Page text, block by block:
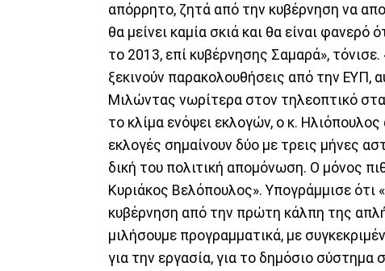
απόρρητο, ζητά από την κυβέρνηση να
θα μείνει καμία σκιά και θα είναι φανερό
το 2013, επί κυβέρνησης Σαμαρά»,
ξεκινούν παρακολουθήσεις από την ΕΥΠ,
Μιλώντας νωρίτερα στον τηλεοπτικό
το κλίμα ενόψει εκλογών, ο κ.
εκλογές σημαίνουν δύο με τρεις μήνες
δική του πολιτική απομόνωση. Ο μόνος
Κυριάκος Βελόπουλος». Υπογράμμισε ότι
κυβέρνηση από την πρώτη κάλπη της
μιλήσουμε προγραμματικά, με
για την εργασία, για το δημόσιο σύστημα